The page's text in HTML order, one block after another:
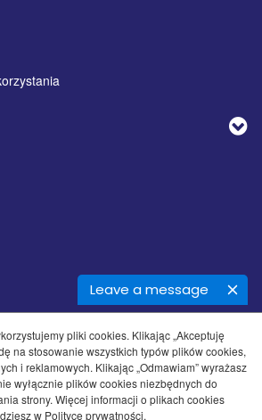
Leave a message
NET, 2026. Wszelkie prawa zastrzeżone.
pliki cookies. Klikając „Akceptuję
na stosowanie wszystkich typów plików cookies,
i reklamowych. Klikając „Odmawiam” wyrażasz
wyłącznie plików cookies niezbędnych do
strony. Więcej informacji o plikach cookies
w Polityce prywatności.